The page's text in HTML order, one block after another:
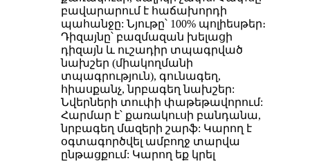
բավարարում է հաճախորդի
պահանջը: Նյութը՝ 100% պոլիեսթեր։
Դիզայնը՝ բազմազան խելացի
դիզայն և ուշադիր տպագրված
նախշեր (միակողմանի
տպագրություն), գունագեղ,
հիասքանչ, նրբագեղ նախշեր:
Նվերների տուփի փաթեթավորում:
Հարմար է՝ քառակուսի բանդանա,
նրբագեղ մազերի շարֆ: Կարող է
օգտագործվել ամբողջ տարվա
ընթացքում: Կարող եք կրել